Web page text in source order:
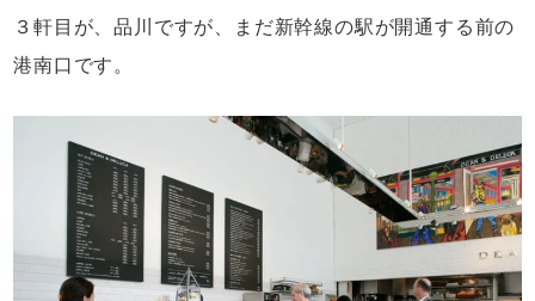
３軒目が、品川ですが、
まだ新幹線の駅が開通する前の
港南口です。